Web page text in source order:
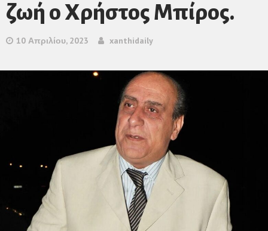
ζωή ο Χρήστος Μπίρος.
10 Απριλίου, 2023 xanthidaily